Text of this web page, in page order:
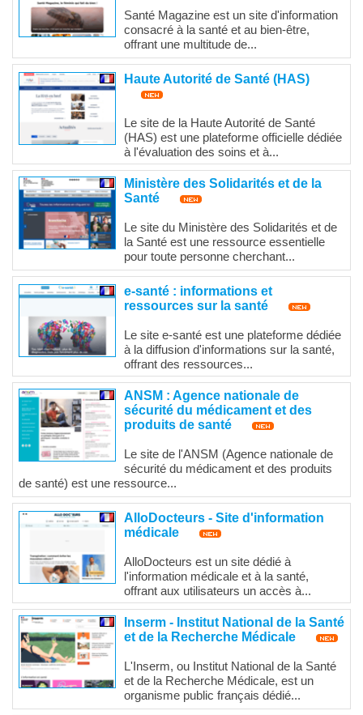
Santé Magazine est un site d'information
consacré à la santé et au bien-être,
offrant une multitude de...
Haute Autorité de Santé (HAS)
Le site de la Haute Autorité de Santé
(HAS) est une plateforme officielle dédiée
à l'évaluation des soins et à...
Ministère des Solidarités et de la
Santé
Le site du Ministère des Solidarités et de
la Santé est une ressource essentielle
pour toute personne cherchant...
e-santé : informations et
ressources sur la santé
Le site e-santé est une plateforme dédiée
à la diffusion d'informations sur la santé,
offrant des ressources...
ANSM : Agence nationale de
sécurité du médicament et des
produits de santé
Le site de l'ANSM (Agence nationale de
sécurité du médicament et des produits
de santé) est une ressource...
AlloDocteurs - Site d'information
médicale
AlloDocteurs est un site dédié à
l'information médicale et à la santé,
offrant aux utilisateurs un accès à...
Inserm - Institut National de la Santé
et de la Recherche Médicale
L'Inserm, ou Institut National de la Santé
et de la Recherche Médicale, est un
organisme public français dédié...